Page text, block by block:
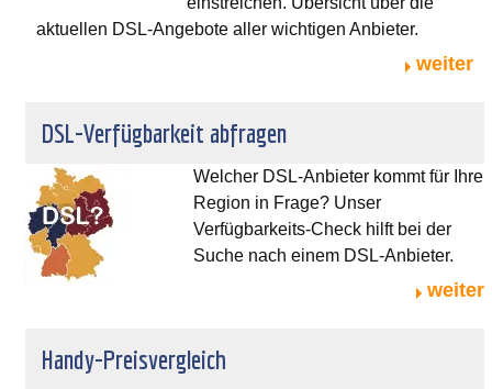
aktuellen DSL-Angebote aller wichtigen Anbieter.
weiter
DSL-Verfügbarkeit abfragen
Welcher DSL-Anbieter kommt für Ihre
Region in Frage? Unser
Verfügbarkeits-Check hilft bei der
Suche nach einem DSL-Anbieter.
weiter
Handy-Preisvergleich